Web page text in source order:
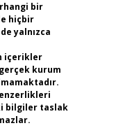
bir
hiçbir
yalnızca
içerikler
kurum
bilgiler taslak